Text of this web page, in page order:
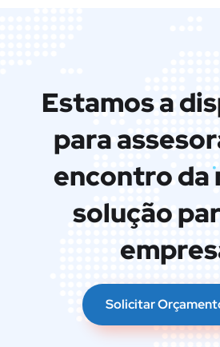
Estamos a
para
encontro da
solução
Solicitar